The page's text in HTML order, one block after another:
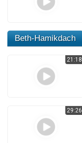
Beth-Hamikdach
21:18
29:26